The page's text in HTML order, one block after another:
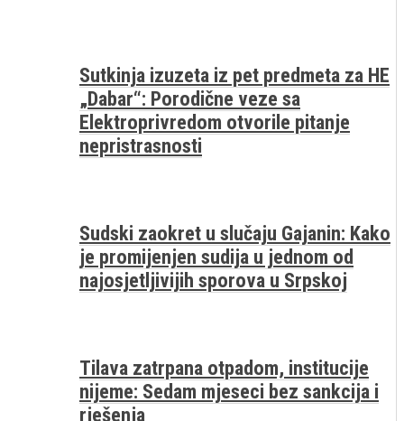
Sutkinja izuzeta iz pet predmeta za HE
„Dabar“: Porodične veze sa
Elektroprivredom otvorile pitanje
nepristrasnosti
Sudski zaokret u slučaju Gajanin: Kako
je promijenjen sudija u jednom od
najosjetljivijih sporova u Srpskoj
Tilava zatrpana otpadom, institucije
nijeme: Sedam mjeseci bez sankcija i
rješenja